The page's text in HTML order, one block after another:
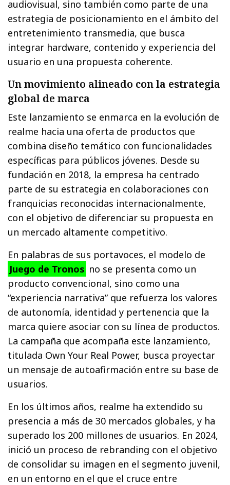
audiovisual, sino también como parte de una
estrategia de posicionamiento en el ámbito del
entretenimiento transmedia, que busca
integrar hardware, contenido y experiencia del
usuario en una propuesta coherente.
Un movimiento alineado con la estrategia
global de marca
Este lanzamiento se enmarca en la evolución de
realme hacia una oferta de productos que
combina diseño temático con funcionalidades
específicas para públicos jóvenes. Desde su
fundación en 2018, la empresa ha centrado
parte de su estrategia en colaboraciones con
franquicias reconocidas internacionalmente,
con el objetivo de diferenciar su propuesta en
un mercado altamente competitivo.
En palabras de sus portavoces, el modelo de
Juego de Tronos no se presenta como un
producto convencional, sino como una
“experiencia narrativa” que refuerza los valores
de autonomía, identidad y pertenencia que la
marca quiere asociar con su línea de productos.
La campaña que acompaña este lanzamiento,
titulada Own Your Real Power, busca proyectar
un mensaje de autoafirmación entre su base de
usuarios.
En los últimos años, realme ha extendido su
presencia a más de 30 mercados globales, y ha
superado los 200 millones de usuarios. En 2024,
inició un proceso de rebranding con el objetivo
de consolidar su imagen en el segmento juvenil,
en un entorno en el que el cruce entre